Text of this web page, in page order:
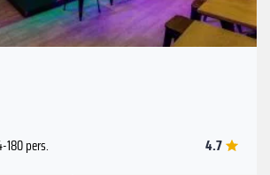
180 pers. 4.7